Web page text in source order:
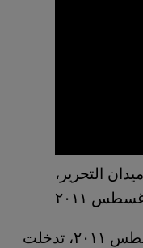
التحرير،
في ميدان التحرير، أغسطس ٢٠١١، تدخلت